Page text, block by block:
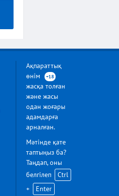
Ақпараттық
өнім
+18
жасқа толған
және жасы
одан жоғары
адамдарға
арналған.
Мәтінде қате
таптыңыз ба?
Таңдап, оны
белгілеп
Ctrl
+
Enter